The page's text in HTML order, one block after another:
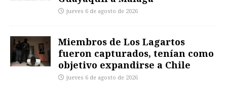
jueves 6 de agosto de 2026
Miembros de Los Lagartos
fueron capturados, tenían como
objetivo expandirse a Chile
jueves 6 de agosto de 2026